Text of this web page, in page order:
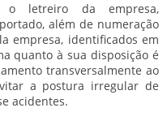
o letreiro da empresa,
além de numeração
empresa, identificados em
quanto à sua disposição é
transversalmente ao
a postura irregular de
acidentes.